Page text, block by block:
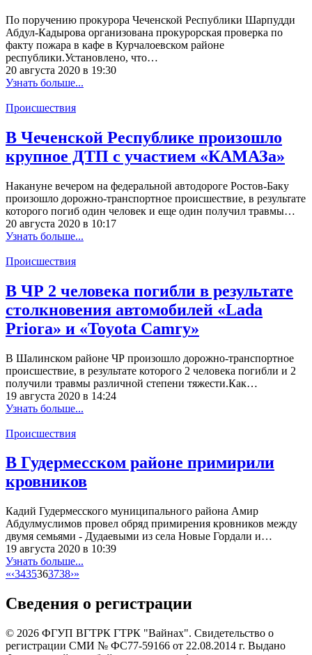
По поручению прокурора Чеченской Республики Шарпудди
Абдул-Кадырова организована прокурорская проверка по
факту пожара в кафе в Курчалоевском районе
республики.Установлено, что…
20 августа 2020 в 19:30
Узнать больше...
Происшествия
В Чеченской Республике произошло
крупное ДТП с участием «КАМАЗа»
Накануне вечером на федеральной автодороге Ростов-Баку
произошло дорожно-транспортное происшествие, в результате
которого погиб один человек и еще один получил травмы…
20 августа 2020 в 10:17
Узнать больше...
Происшествия
В ЧР 2 человека погибли в результате
столкновения автомобилей «Lada
Priora» и «Toyota Camry»
В Шалинском районе ЧР произошло дорожно-транспортное
происшествие, в результате которого 2 человека погибли и 2
получили травмы различной степени тяжести.Как…
19 августа 2020 в 14:24
Узнать больше...
Происшествия
В Гудермесском районе примирили
кровников
Кадий Гудермесского муниципального района Амир
Абдулмуслимов провел обряд примирения кровников между
двумя семьями - Дудаевыми из села Новые Гордали и…
19 августа 2020 в 10:39
Узнать больше...
«‹3435363738›»
Сведения о регистрации
© 2026 ФГУП ВГТРК ГТРК "Вайнах". Свидетельство о
регистрации СМИ № ФС77-59166 от 22.08.2014 г. Выдано